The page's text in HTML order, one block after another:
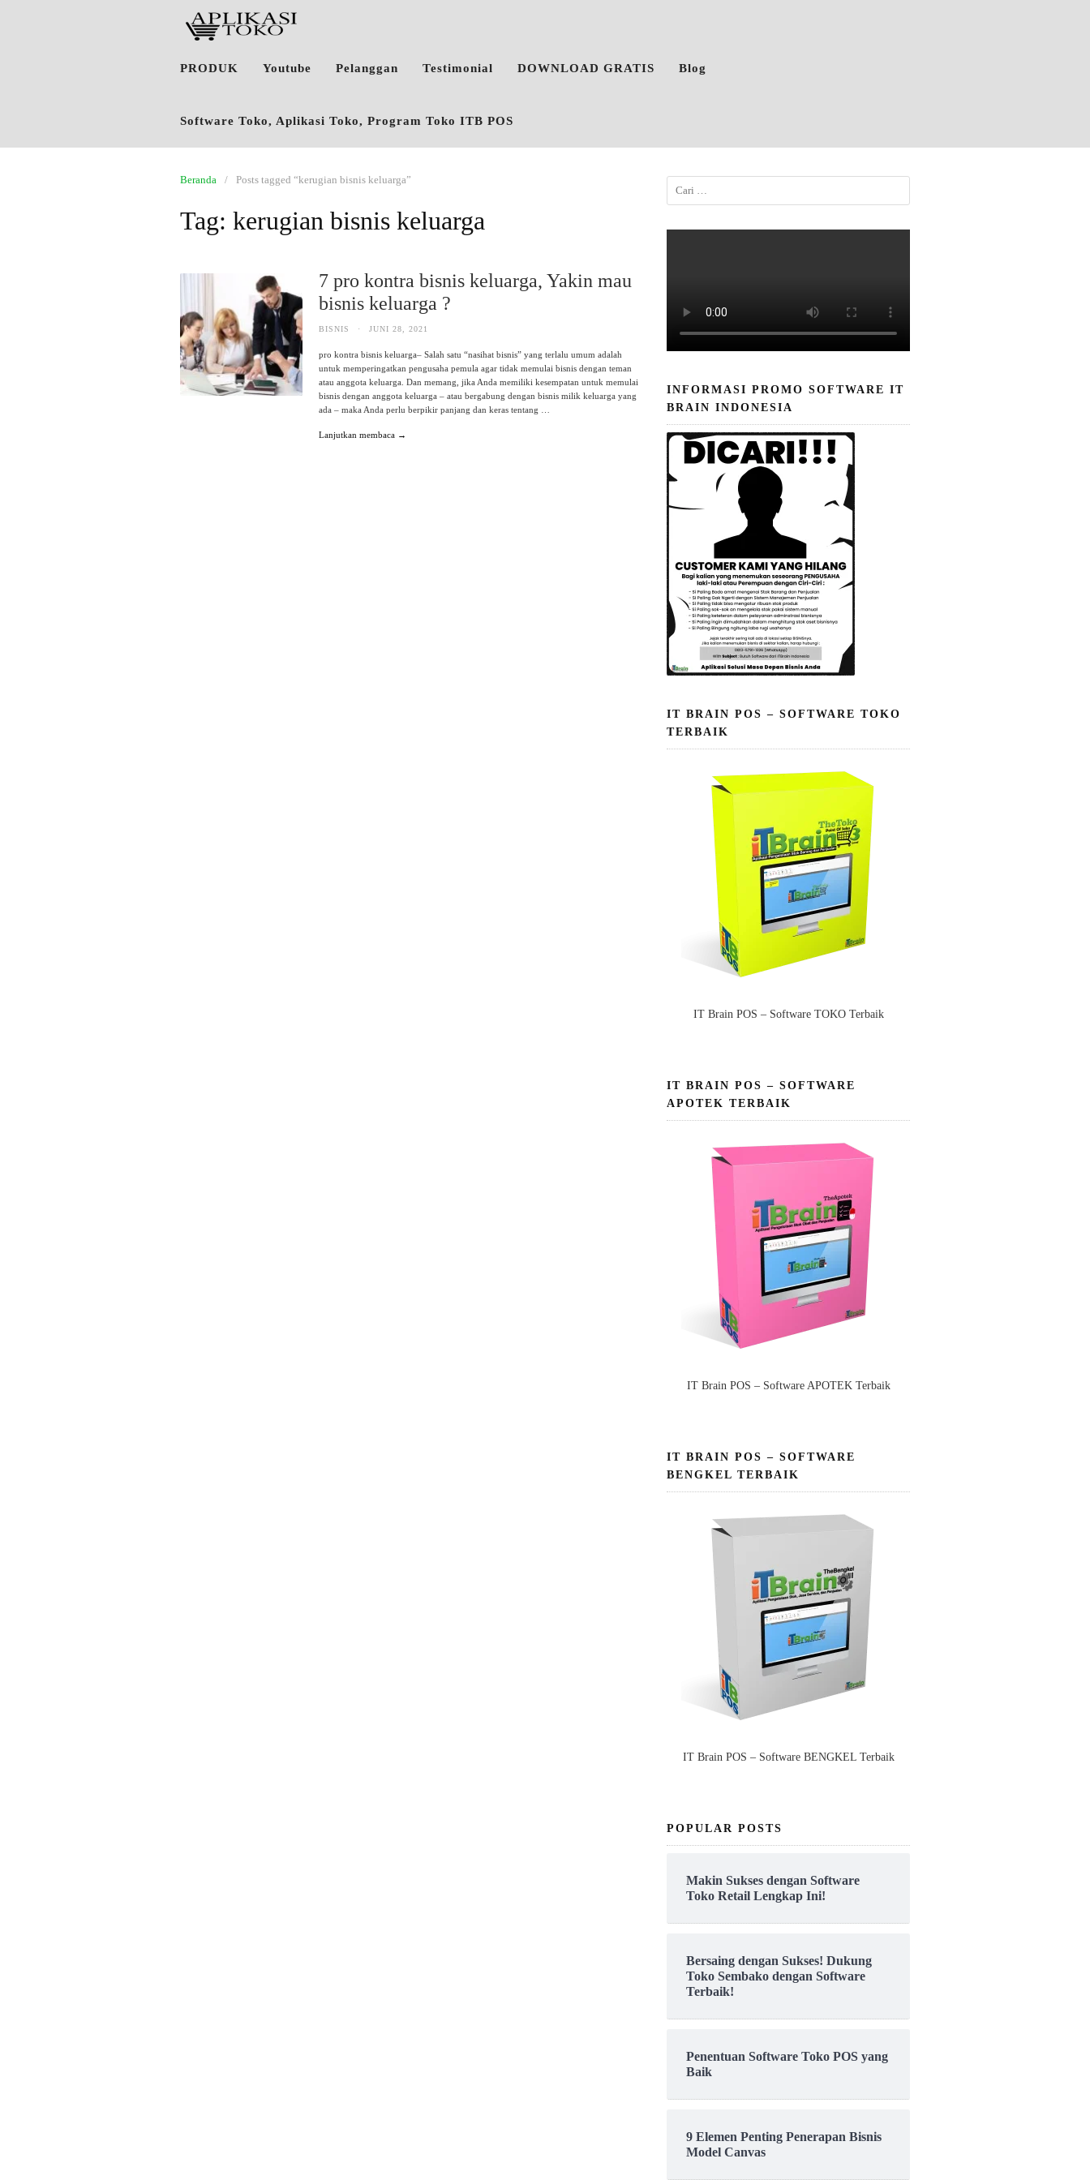
PRODUK Youtube Pelanggan Testimonial DOWNLOAD GRATIS Blog
Software Toko, Aplikasi Toko, Program Toko ITB POS
Beranda Posts tagged “kerugian bisnis keluarga”
Tag: kerugian bisnis keluarga
7 pro kontra bisnis keluarga, Yakin mau
bisnis keluarga ?
BISNIS · JUNI 28, 2021
pro kontra bisnis keluarga– Salah satu “nasihat bisnis” yang terlalu umum adalah
untuk memperingatkan pengusaha pemula agar tidak memulai bisnis dengan teman
atau anggota keluarga. Dan memang, jika Anda memiliki kesempatan untuk memulai
bisnis dengan anggota keluarga – atau bergabung dengan bisnis milik keluarga yang
ada – maka Anda perlu berpikir panjang dan keras tentang …
Lanjutkan membaca →
INFORMASI PROMO SOFTWARE IT
BRAIN INDONESIA
IT BRAIN POS – SOFTWARE TOKO
TERBAIK
IT Brain POS – Software TOKO Terbaik
IT BRAIN POS – SOFTWARE
APOTEK TERBAIK
IT Brain POS – Software APOTEK Terbaik
IT BRAIN POS – SOFTWARE
BENGKEL TERBAIK
IT Brain POS – Software BENGKEL Terbaik
POPULAR POSTS
Makin Sukses dengan Software
Toko Retail Lengkap Ini!
Bersaing dengan Sukses! Dukung
Toko Sembako dengan Software
Terbaik!
Penentuan Software Toko POS yang
Baik
9 Elemen Penting Penerapan Bisnis
Model Canvas